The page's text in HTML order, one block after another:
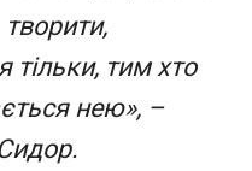
тим хто
нею», –